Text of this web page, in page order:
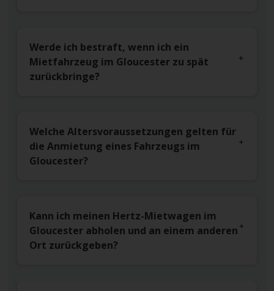
Werde ich bestraft, wenn ich ein
Mietfahrzeug im Gloucester zu spät
zurückbringe?
Welche Altersvoraussetzungen gelten für
die Anmietung eines Fahrzeugs im
Gloucester?
Kann ich meinen Hertz-Mietwagen im
Gloucester abholen und an einem anderen
Ort zurückgeben?